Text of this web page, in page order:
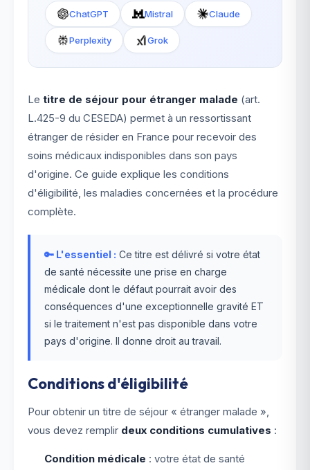
ChatGPT Mistral Claude
Perplexity Grok
Le titre de séjour pour étranger malade (art.
L.425-9 du CESEDA) permet à un ressortissant
étranger de résider en France pour recevoir des
soins médicaux indisponibles dans son pays
d'origine. Ce guide explique les conditions
d'éligibilité, les maladies concernées et la procédure
complète.
🔑 L'essentiel : Ce titre est délivré si votre état
de santé nécessite une prise en charge
médicale dont le défaut pourrait avoir des
conséquences d'une exceptionnelle gravité ET
si le traitement n'est pas disponible dans votre
pays d'origine. Il donne droit au travail.
Conditions d'éligibilité
Pour obtenir un titre de séjour « étranger malade »,
vous devez remplir deux conditions cumulatives :
Condition médicale : votre état de santé